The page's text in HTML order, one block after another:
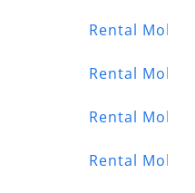
Rental Mobil
Rental Mobil
Rental Mobil
Rental Mobil